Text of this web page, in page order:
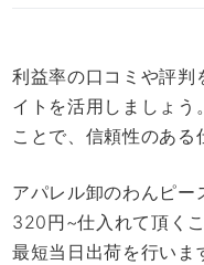
利益率の口コミや評判
イトを活用しましょう
ことで、信頼性のある
アパレル卸のわんピ
320円~仕入れて頂く
最短当日出荷を行いま